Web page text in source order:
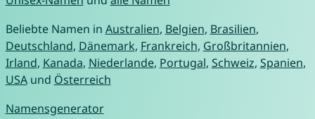
Beliebte Namen in Australien, Belgien, Brasilien,
Deutschland, Dänemark, Frankreich, Großbritannien,
Irland, Kanada, Niederlande, Portugal, Schweiz, Spanien,
USAund Österreich
Namensgenerator